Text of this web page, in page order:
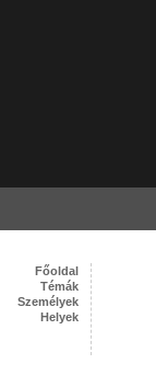
Főoldal
Témák
Személyek
Helyek